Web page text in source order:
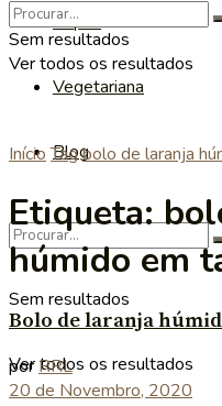
Sopas
Vegetariana
Blog
Sem resultados
Ver todos os resultados
Sem resultados
Ver todos os resultados
Início Tagbolo de laranja
Etiqueta:
húmido em
Bolo de laranja
por RRL
20 de Novembro, 2020